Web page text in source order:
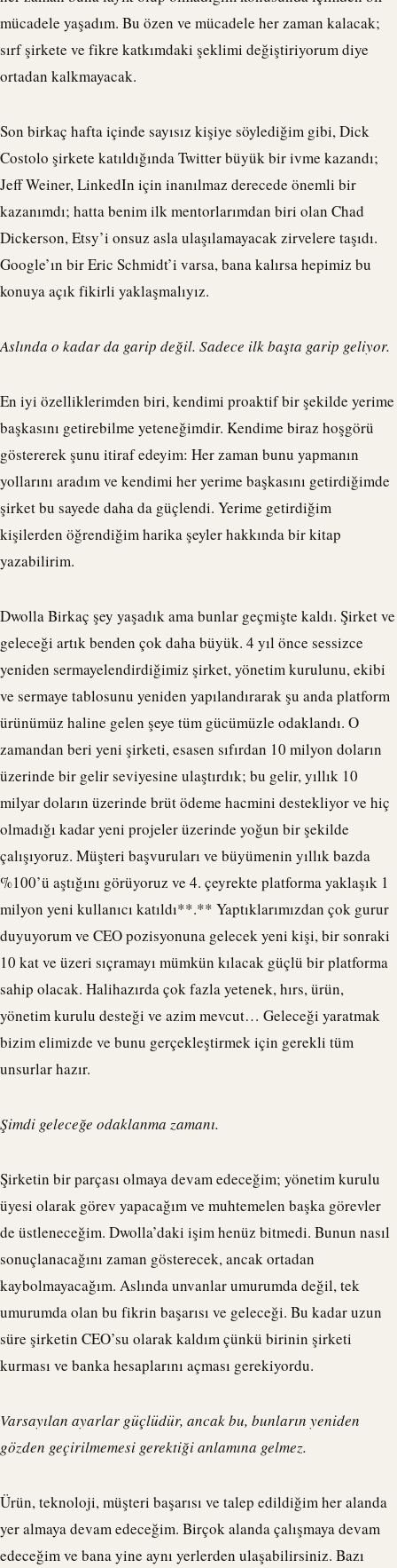
mücadele yaşadım. Bu özen ve mücadele her zaman kalacak;
sırf şirkete ve fikre katkımdaki şeklimi değiştiriyorum diye
ortadan kalkmayacak.
Son birkaç hafta içinde sayısız kişiye söylediğim gibi, Dick
Costolo şirkete katıldığında Twitter büyük bir ivme kazandı;
Jeff Weiner, LinkedIn için inanılmaz derecede önemli bir
kazanımdı; hatta benim ilk mentorlarımdan biri olan Chad
Dickerson, Etsy’i onsuz asla ulaşılamayacak zirvelere taşıdı.
Google’ın bir Eric Schmidt’i varsa, bana kalırsa hepimiz bu
konuya açık fikirli yaklaşmalıyız.
Aslında o kadar da garip değil. Sadece ilk başta garip geliyor.
En iyi özelliklerimden biri, kendimi proaktif bir şekilde yerime
başkasını getirebilme yeteneğimdir. Kendime biraz hoşgörü
göstererek şunu itiraf edeyim: Her zaman bunu yapmanın
yollarını aradım ve kendimi her yerime başkasını getirdiğimde
şirket bu sayede daha da güçlendi. Yerime getirdiğim
kişilerden öğrendiğim harika şeyler hakkında bir kitap
yazabilirim.
DwollaBirkaç şey yaşadık ama bunlar geçmişte kaldı. Şirket ve
geleceği artık benden çok daha büyük. 4 yıl önce sessizce
yeniden sermayelendirdiğimiz şirket, yönetim kurulunu, ekibi
ve sermaye tablosunu yeniden yapılandırarak şu anda platform
ürünümüz haline gelen şeye tüm gücümüzle odaklandı. O
zamandan beri yeni şirketi, esasen sıfırdan 10 milyon doların
üzerinde bir gelir seviyesine ulaştırdık; bu gelir, yıllık 10
milyar doların üzerinde brüt ödeme hacmini destekliyor ve hiç
olmadığı kadar yeni projeler üzerinde yoğun bir şekilde
çalışıyoruz. Müşteri başvuruları ve büyümenin yıllık bazda
%100’ü aştığını görüyoruz ve 4. çeyrekte platforma yaklaşık 1
milyon yeni kullanıcı katıldı**.** Yaptıklarımızdan çok gurur
duyuyorum ve CEO pozisyonuna gelecek yeni kişi, bir sonraki
10 kat ve üzeri sıçramayı mümkün kılacak güçlü bir platforma
sahip olacak. Halihazırda çok fazla yetenek, hırs, ürün,
yönetim kurulu desteği ve azim mevcut… Geleceği yaratmak
bizim elimizde ve bunu gerçekleştirmek için gerekli tüm
unsurlar hazır.
Şimdi geleceğe odaklanma zamanı.
Şirketin bir parçası olmaya devam edeceğim; yönetim kurulu
üyesi olarak görev yapacağım ve muhtemelen başka görevler
de üstleneceğim. Dwolla’daki işim henüz bitmedi. Bunun nasıl
sonuçlanacağını zaman gösterecek, ancak ortadan
kaybolmayacağım. Aslında unvanlar umurumda değil, tek
umurumda olan bu fikrin başarısı ve geleceği. Bu kadar uzun
süre şirketin CEO’su olarak kaldım çünkü birinin şirketi
kurması ve banka hesaplarını açması gerekiyordu.
Varsayılan ayarlar güçlüdür, ancak bu, bunların yeniden
gözden geçirilmemesi gerektiği anlamına gelmez.
Ürün, teknoloji, müşteri başarısı ve talep edildiğim her alanda
yer almaya devam edeceğim. Birçok alanda çalışmaya devam
edeceğim ve bana yine aynı yerlerden ulaşabilirsiniz. Bazı